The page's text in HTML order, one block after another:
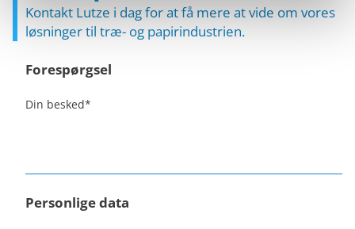
Kontakt Lutze i dag for at få mere at vide om vores
løsninger til træ- og papirindustrien.
Forespørgsel
Din besked*
Personlige data